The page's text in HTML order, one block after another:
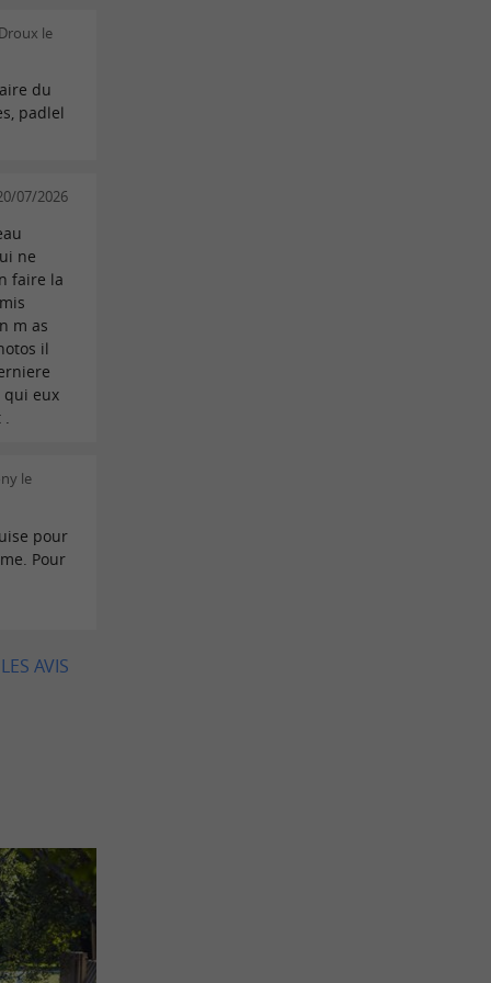
le
du
padlel
07/2026
ne
faire la
m as
il
qui eux
.
le
pour
Pour
AVIS